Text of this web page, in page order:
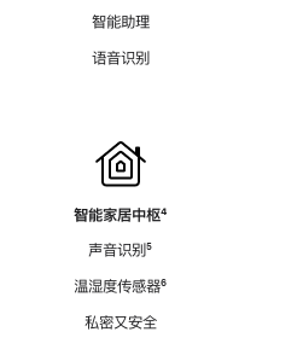
智能助理
语音识别
智能家居中枢脚
⁴
声音识别脚
⁵
温湿度传感器脚
⁶
私密又安全